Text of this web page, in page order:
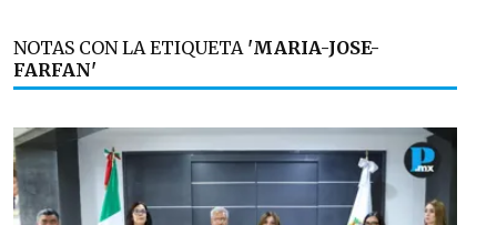
NOTAS CON LA ETIQUETA 'MARIA-JOSE-
FARFAN'